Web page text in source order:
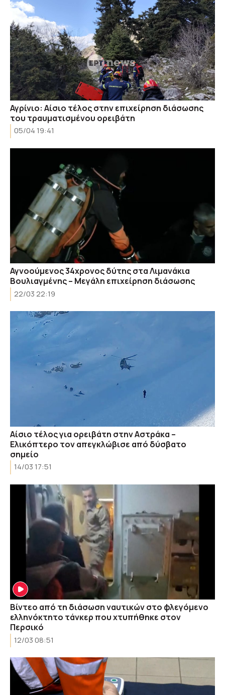
Αγρίνιο: Αίσιο τέλος στην επιχείρηση διάσωσης
του τραυματισμένου ορειβάτη
05/04 19:41
Αγνοούμενος 34χρονος δύτης στα Λιμανάκια
Βουλιαγμένης – Μεγάλη επιχείρηση διάσωσης
22/03 22:19
Αίσιο τέλος για ορειβάτη στην Αστράκα –
Ελικόπτερο τον απεγκλώβισε από δύσβατο
σημείο
14/03 17:51
Βίντεο από τη διάσωση ναυτικών στο φλεγόμενο
ελληνόκτητο τάνκερ που χτυπήθηκε στον
Περσικό
12/03 08:51